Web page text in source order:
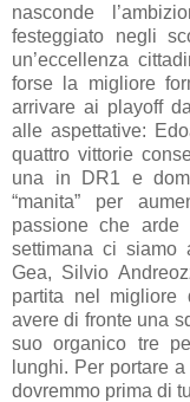
nasconde
festeggiato negli
un’eccellenza
forse la migliore
arrivare ai playoff
alle aspettative:
quattro vittorie
una in DR1 e
“manita” per
passione che
settimana ci siamo
Gea, Silvio
partita nel migliore
avere di fronte una
suo organico tre
lunghi. Per portare
dovremmo prima di